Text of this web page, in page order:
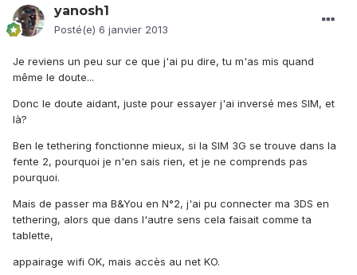
yanosh1
Posté(e) 6 janvier 2013
Je reviens un peu sur ce que j'ai pu dire, tu m'as mis quand
même le doute...
Donc le doute aidant, juste pour essayer j'ai inversé mes SIM, et
là?
Ben le tethering fonctionne mieux, si la SIM 3G se trouve dans la
fente 2, pourquoi je n'en sais rien, et je ne comprends pas
pourquoi.
Mais de passer ma B&You en N°2, j'ai pu connecter ma 3DS en
tethering, alors que dans l'autre sens cela faisait comme ta
tablette,
appairage wifi OK, mais accès au net KO.